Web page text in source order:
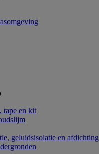
tape en kit
geluidsisolatie en afdichting